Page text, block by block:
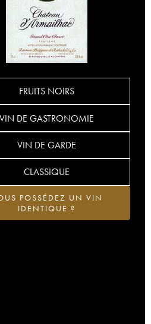
FRUITS NOIRS
VIN DE GASTRONOMIE
VIN DE GARDE
CLASSIQUE
POSSÉDEZ UN VIN
IDENTIQUE ?